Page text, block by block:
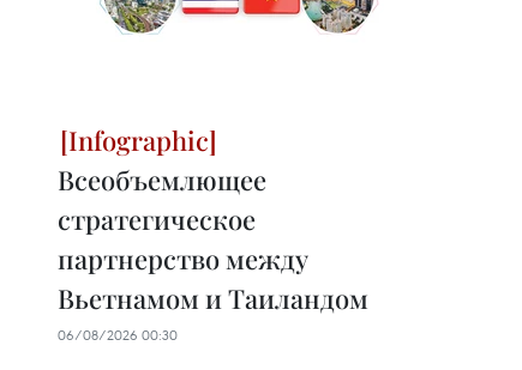
Всеобъемлющее
стратегическое
партнерство между
Вьетнамом и Таиландом
06/08/2026 00:30